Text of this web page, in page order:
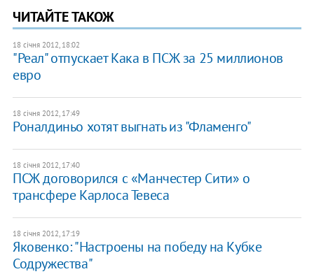
ЧИТАЙТЕ ТАКОЖ
18 січня 2012, 18:02
"Реал" отпускает Кака в ПСЖ за 25 миллионов
евро
18 січня 2012, 17:49
Роналдиньо хотят выгнать из "Фламенго"
18 січня 2012, 17:40
ПСЖ договорился с «Манчестер Сити» о
трансфере Карлоса Тевеса
18 січня 2012, 17:19
Яковенко: "Настроены на победу на Кубке
Содружества"